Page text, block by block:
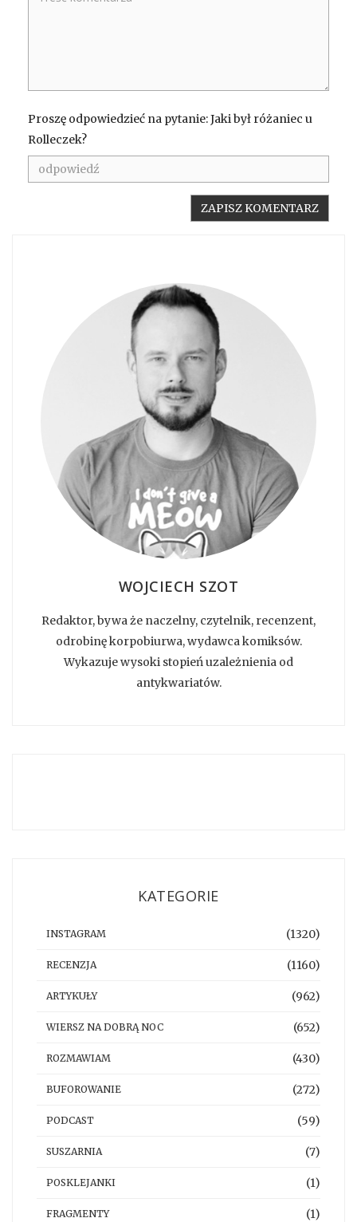
Proszę odpowiedzieć na pytanie: Jaki był różaniec u
Rolleczek?
WOJCIECH SZOT
Redaktor, bywa że naczelny, czytelnik, recenzent,
odrobinę korpobiurwa, wydawca komiksów.
Wykazuje wysoki stopień uzależnienia od
antykwariatów.
KATEGORIE
INSTAGRAM (1320)
RECENZJA (1160)
ARTYKUŁY (962)
WIERSZ NA DOBRĄ NOC (652)
ROZMAWIAM (430)
BUFOROWANIE (272)
PODCAST (59)
SUSZARNIA (7)
POSKLEJANKI (1)
FRAGMENTY (1)